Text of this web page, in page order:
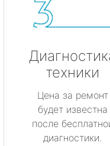
техники
Цена за ремонт
будет известна
после
диагностики.